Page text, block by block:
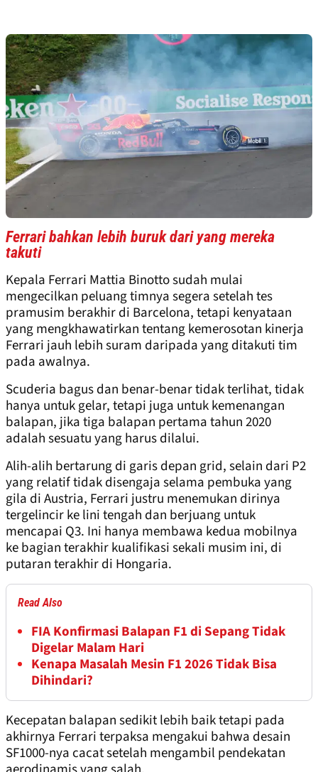
Ferrari bahkan lebih buruk dari yang mereka
takuti
Kepala Ferrari Mattia Binotto sudah mulai
mengecilkan peluang timnya segera setelah tes
pramusim berakhir di Barcelona, tetapi kenyataan
yang mengkhawatirkan tentang kemerosotan kinerja
Ferrari jauh lebih suram daripada yang ditakuti tim
pada awalnya.
Scuderia bagus dan benar-benar tidak terlihat, tidak
hanya untuk gelar, tetapi juga untuk kemenangan
balapan, jika tiga balapan pertama tahun 2020
adalah sesuatu yang harus dilalui.
Alih-alih bertarung di garis depan grid, selain dari P2
yang relatif tidak disengaja selama pembuka yang
gila di Austria, Ferrari justru menemukan dirinya
tergelincir ke lini tengah dan berjuang untuk
mencapai Q3. Ini hanya membawa kedua mobilnya
ke bagian terakhir kualifikasi sekali musim ini, di
putaran terakhir di Hongaria.
Read Also
FIA Konfirmasi Balapan F1 di Sepang Tidak
Digelar Malam Hari
Kenapa Masalah Mesin F1 2026 Tidak Bisa
Dihindari?
Kecepatan balapan sedikit lebih baik tetapi pada
akhirnya Ferrari terpaksa mengakui bahwa desain
SF1000-nya cacat setelah mengambil pendekatan